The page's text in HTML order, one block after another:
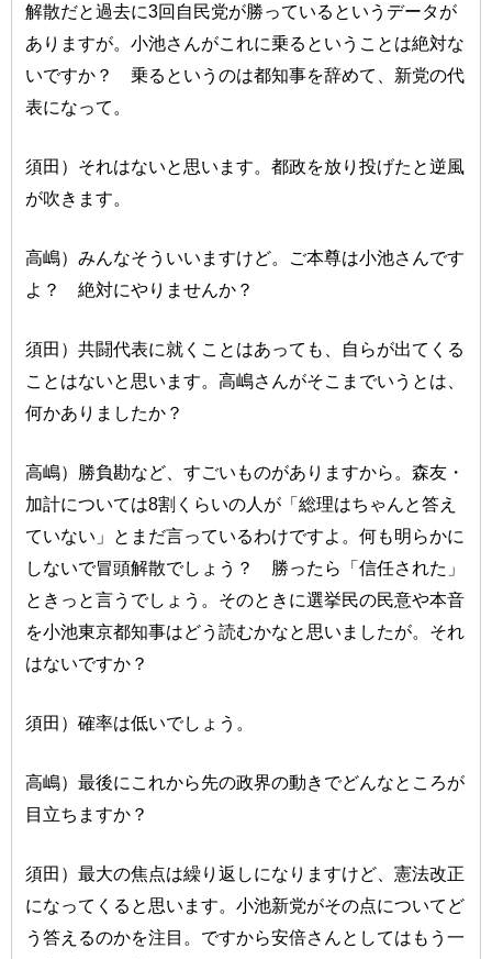
解散だと過去に3回自民党が勝っているというデータが
ありますが。小池さんがこれに乗るということは絶対な
いですか？ 乗るというのは都知事を辞めて、新党の代
表になって。
須田）それはないと思います。都政を放り投げたと逆風
が吹きます。
高嶋）みんなそういいますけど。ご本尊は小池さんです
よ？ 絶対にやりませんか？
須田）共闘代表に就くことはあっても、自らが出てくる
ことはないと思います。高嶋さんがそこまでいうとは、
何かありましたか？
高嶋）勝負勘など、すごいものがありますから。森友・
加計については8割くらいの人が「総理はちゃんと答え
ていない」とまだ言っているわけですよ。何も明らかに
しないで冒頭解散でしょう？ 勝ったら「信任された」
ときっと言うでしょう。そのときに選挙民の民意や本音
を小池東京都知事はどう読むかなと思いましたが。それ
はないですか？
須田）確率は低いでしょう。
高嶋）最後にこれから先の政界の動きでどんなところが
目立ちますか？
須田）最大の焦点は繰り返しになりますけど、憲法改正
になってくると思います。小池新党がその点についてど
う答えるのかを注目。ですから安倍さんとしてはもう一